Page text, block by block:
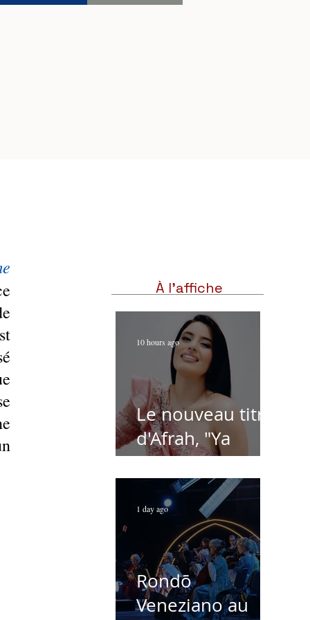
À l'affiche
Le nouveau titre
d'Afrah, "Ya
Loumima" :
attrait pour la
reprise de
l'icône
algérienne
Rabah Driassa
10 hours ago
Rondō
Veneziano au
1 day ago